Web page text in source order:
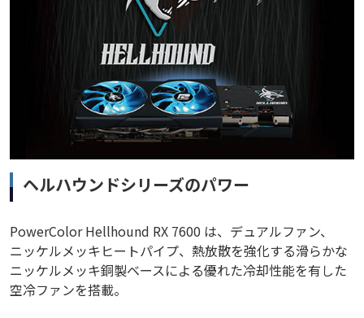
ヘルハウンドシリーズのパワー
PowerColor Hellhound RX 7600 は、デュアルファン、
ニッケルメッキヒートパイプ、熱放散を強化する滑らかな
ニッケルメッキ銅製ベースによる優れた冷却性能を有した
空冷ファンを搭載。